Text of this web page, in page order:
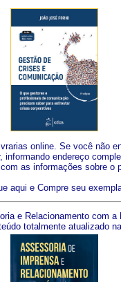
online. Se você não
informando endereço
as informações sobre o
aqui e Compre seu
e Relacionamento com a
totalmente atualizado